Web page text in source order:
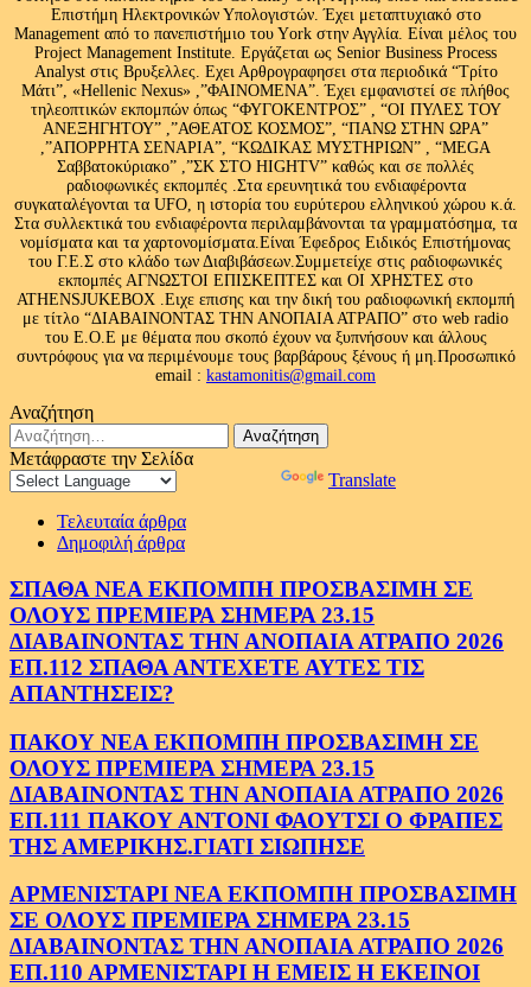
Επιστήμη Ηλεκτρονικών Υπολογιστών. Έχει μεταπτυχιακό στο
Management από το πανεπιστήμιο του Υork στην Αγγλία. Είναι μέλος του
Project Management Institute. Εργάζεται ως Senior Business Process
Analyst στις Βρυξελλες. Εχει Αρθρογραφησει στα περιοδικά “Τρίτο
Μάτι”, «Hellenic Nexus» ,”ΦΑΙΝΟΜΕΝΑ”. Έχει εμφανιστεί σε πλήθος
τηλεοπτικών εκπομπών όπως “ΦΥΓΟΚΕΝΤΡΟΣ” , “ΟΙ ΠΥΛΕΣ ΤΟΥ
ΑΝΕΞΗΓΗΤΟΥ” ,”ΑΘΕΑΤΟΣ ΚΟΣΜΟΣ”, “ΠΑΝΩ ΣΤΗΝ ΩΡΑ”
,”ΑΠΟΡΡΗΤΑ ΣΕΝΑΡΙΑ”, “ΚΩΔΙΚΑΣ ΜΥΣΤΗΡΙΩΝ” , “MEGA
Σαββατοκύριακο” ,”ΣΚ ΣΤΟ HIGHTV” καθώς και σε πολλές
ραδιοφωνικές εκπομπές .Στα ερευνητικά του ενδιαφέροντα
συγκαταλέγονται τα UFO, η ιστορία του ευρύτερου ελληνικού χώρου κ.ά.
Στα συλλεκτικά του ενδιαφέροντα περιλαμβάνονται τα γραμματόσημα, τα
νομίσματα και τα χαρτονομίσματα.Είναι Έφεδρος Ειδικός Επιστήμονας
του Γ.Ε.Σ στο κλάδο των Διαβιβάσεων.Συμμετείχε στις ραδιοφωνικές
εκπομπές ΑΓΝΩΣΤΟΙ ΕΠΙΣΚΕΠΤΕΣ και ΟΙ ΧΡΗΣΤΕΣ στο
ATHENSJUKEBOX .Ειχε επισης και την δική του ραδιοφωνική εκπομπή
με τίτλο “ΔΙΑΒΑΙΝΟΝΤΑΣ ΤΗΝ ΑΝΟΠΑΙΑ ΑΤΡΑΠΟ” στο web radio
του Ε.Ο.Ε με θέματα που σκοπό έχουν να ξυπνήσουν και άλλους
συντρόφους για να περιμένουμε τους βαρβάρους ξένους ή μη.Προσωπικό
email : kastamonitis@gmail.com
Αναζήτηση
Αναζήτηση
για:
Μετάφραστε την Σελίδα
Translate
Τελευταία άρθρα
Δημοφιλή άρθρα
ΣΠΑΘΑ ΝΕΑ ΕΚΠΟΜΠΗ ΠΡΟΣΒΑΣΙΜΗ ΣΕ
ΟΛΟΥΣ ΠΡΕΜΙΕΡΑ ΣΗΜΕΡΑ 23.15
ΔΙΑΒΑΙΝΟΝΤΑΣ ΤΗΝ ΑΝΟΠΑΙΑ ΑΤΡΑΠΟ 2026
ΕΠ.112 ΣΠΑΘΑ ΑΝΤΕΧΕΤΕ ΑΥΤΕΣ ΤΙΣ
ΑΠΑΝΤΗΣΕΙΣ?
ΠΑΚΟΥ ΝΕΑ ΕΚΠΟΜΠΗ ΠΡΟΣΒΑΣΙΜΗ ΣΕ
ΟΛΟΥΣ ΠΡΕΜΙΕΡΑ ΣΗΜΕΡΑ 23.15
ΔΙΑΒΑΙΝΟΝΤΑΣ ΤΗΝ ΑΝΟΠΑΙΑ ΑΤΡΑΠΟ 2026
ΕΠ.111 ΠΑΚΟΥ ΑΝΤΟΝΙ ΦΑΟΥΤΣΙ Ο ΦΡΑΠΕΣ
ΤΗΣ ΑΜΕΡΙΚΗΣ.ΓΙΑΤΙ ΣΙΩΠΗΣΕ
ΑΡΜΕΝΙΣΤΑΡΙ ΝΕΑ ΕΚΠΟΜΠΗ ΠΡΟΣΒΑΣΙΜΗ
ΣΕ ΟΛΟΥΣ ΠΡΕΜΙΕΡΑ ΣΗΜΕΡΑ 23.15
ΔΙΑΒΑΙΝΟΝΤΑΣ ΤΗΝ ΑΝΟΠΑΙΑ ΑΤΡΑΠΟ 2026
ΕΠ.110 ΑΡΜΕΝΙΣΤΑΡΙ Η ΕΜΕΙΣ Η ΕΚΕΙΝΟΙ